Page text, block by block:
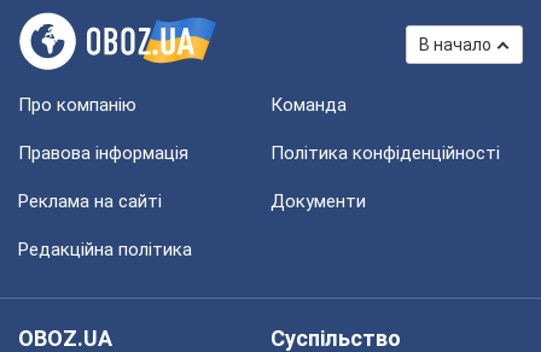
В начало
Про компанію Команда
Правова інформація Політика конфіденційності
Реклама на сайті Документи
Редакційна політика
OBOZ.UA
Суспільство